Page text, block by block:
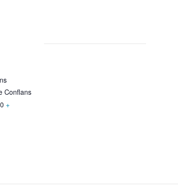
Conflans
+